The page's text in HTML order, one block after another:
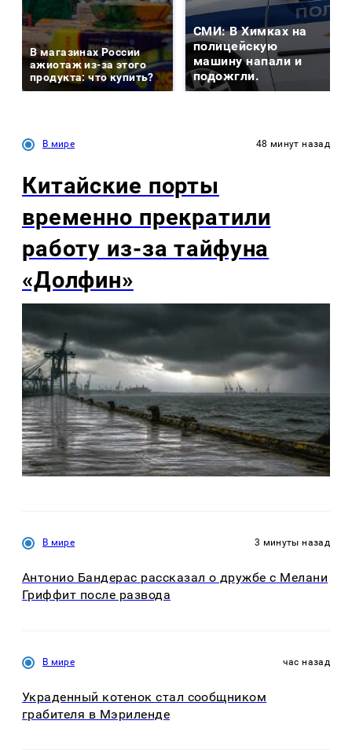
В магазинах России
ажиотаж из-за этого
продукта: что купить?
СМИ: В Химках на
полицейскую
машину напали и
подожгли.
В мире 48 минут назад
Китайские порты
временно прекратили
работу из-за тайфуна
«Долфин»
В мире 3 минуты назад
Антонио Бандерас рассказал о дружбе с Мелани
Гриффит после развода
В мире час назад
Украденный котенок стал сообщником
грабителя в Мэриленде